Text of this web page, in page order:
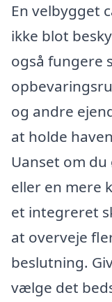
En velbygget
ikke blot
også fungere
og andre
at holde
Uanset om
eller en mere
et integreret
at overveje
beslutning.
vælge det